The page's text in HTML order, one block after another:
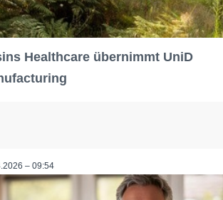
Healthcare übernimmt UniD
– 09:54